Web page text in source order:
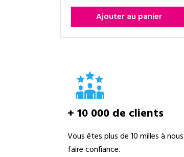
Ajouter au panier
+ 10 000 de clients
Vous êtes plus de 10 milles à nous
faire confiance.